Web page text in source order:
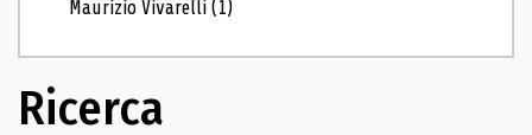
Maurizio Vivarelli(1)
Ricerca